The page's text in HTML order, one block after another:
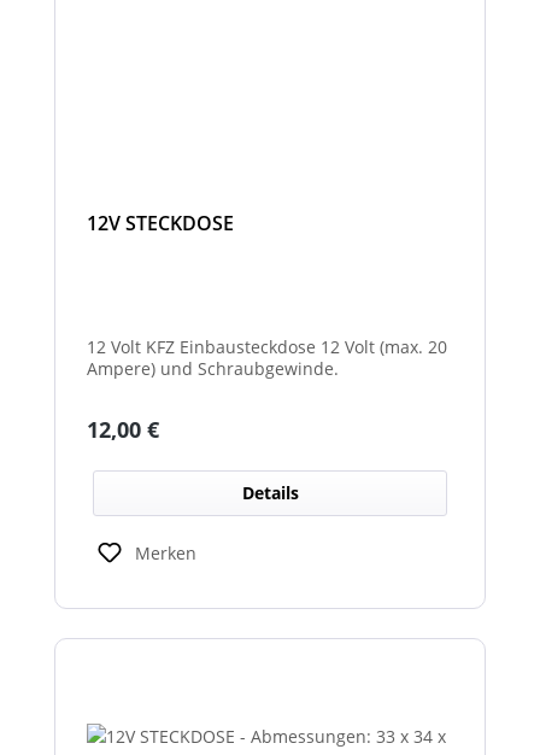
12V STECKDOSE
12 Volt KFZ Einbausteckdose 12 Volt (max. 20
Ampere) und Schraubgewinde.
Regulärer Preis:
12,00 €
Details
Merken